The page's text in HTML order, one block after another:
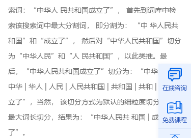
索词：“中华人 民共和国成立了”， 首先到词库中检
索该搜索词中最大分割词， 即分割为： “中 华人民共
和国”和“成立了”， 然后对“中华人民共和国”切分
为“中华人民”和“人 民共和国”，以此类推。最
后，“中华人民共和国成立了”切分为：“中华人民 |
中华 | 华人 | 人民 | 人民共和国 | 共和国 | 共和 | 成立 |
立了”，当然， 该切分方式为默认的细粒度切分，若按
最大词长切分，结果为：“中华人民共 和国 | 成立 | 立
了”。
在线咨询
免费课程